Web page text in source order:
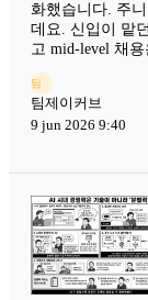
화했습니다. 주
데요. 신입이 맡
고 mid-level 채
팀
팀제이커브
9 jun 2026 9:40